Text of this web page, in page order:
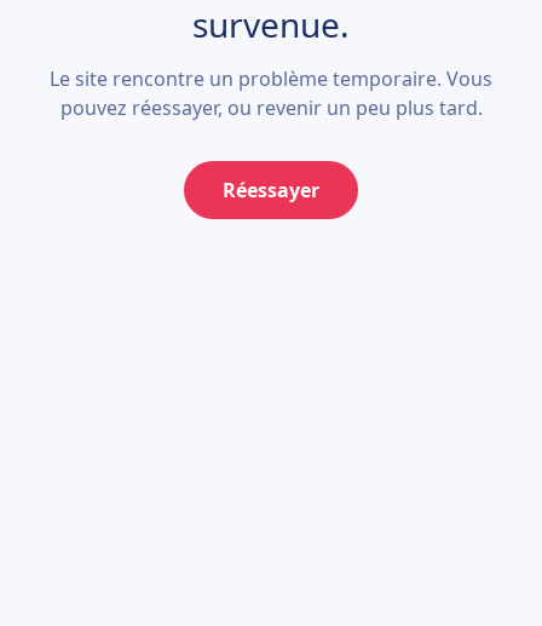
survenue.
Le site rencontre un problème temporaire. Vous
pouvez réessayer, ou revenir un peu plus tard.
Réessayer